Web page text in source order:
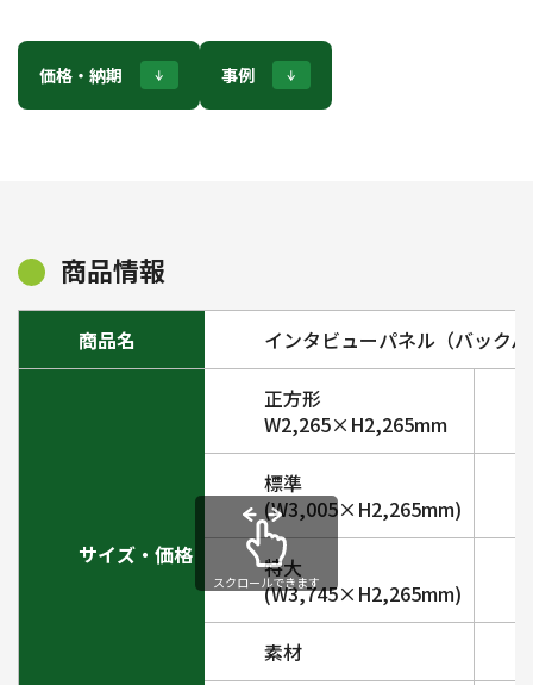
価格・納期 事例
商品情報
商品名 インタビューパネル（バック
サイズ・価格
正方形
W2,265×H2,265mm
標準
(W3,005×H2,265mm)
特大
(W3,745×H2,265mm)
素材